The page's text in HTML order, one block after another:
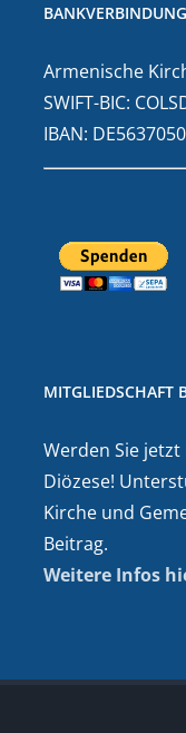
BANKVERBINDUNG
Armenische
SWIFT-BIC:
IBAN:
MITGLIEDSCHAFT
Werden Sie
Diözese!
Kirche und
Beitrag.
Weitere Infos